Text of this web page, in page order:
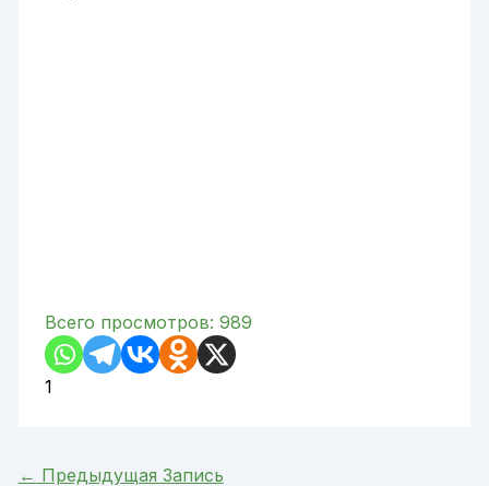
Всего просмотров: 989
1
← Предыдущая Запись